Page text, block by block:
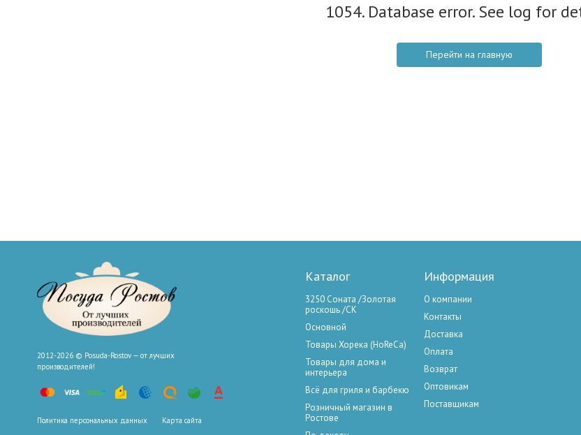
1054. Database error. See log for
Перейти на главную
2012-2026 © Posuda-Rostov — от лучших
производителей!
Политика персональных данных Карта сайта
Каталог
3250 Соната /Золотая
роскошь /СК
Основной
Товары Хорека (HoReCa)
Товары для дома и
интерьера
Всё для гриля и барбекю
Розничный магазин в
Ростове
Информация
О компании
Контакты
Доставка
Оплата
Возврат
Оптовикам
Поставщикам